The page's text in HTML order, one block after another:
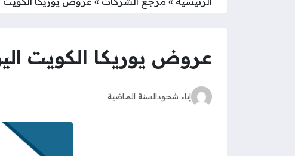
عروض يوريكا الكويت اليوم
إباء شحودالسنة الماضية